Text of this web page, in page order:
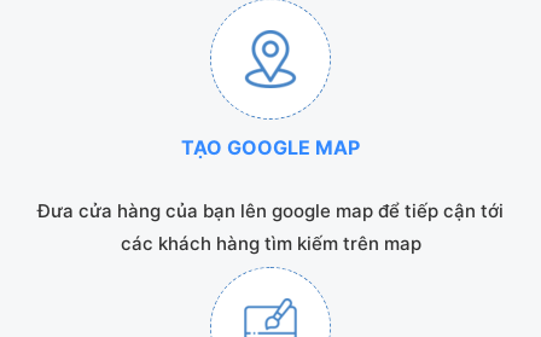
TẠO GOOGLE MAP
Đưa cửa hàng của bạn lên google map để tiếp cận tới
các khách hàng tìm kiếm trên map